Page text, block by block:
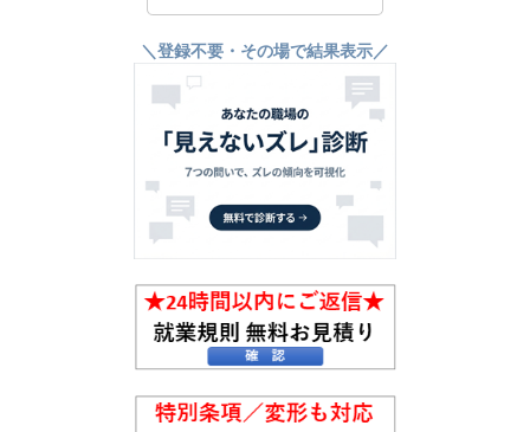
＼登録不要・その場で結果表示／